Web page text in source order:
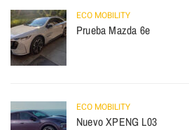
ECO MOBILITY
Prueba Mazda 6e
ECO MOBILITY
Nuevo XPENG L03